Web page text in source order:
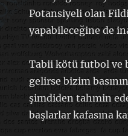
Potansiyeli olan
yapabileceğine de
Tabii kötü futbol ve
gelirse bizim
şimdiden tahmin
başlarlar kafasına